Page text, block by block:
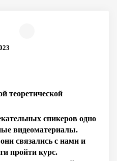
теоретической
спикеров одно
видеоматериалы.
связались с нами и
пройти курс.